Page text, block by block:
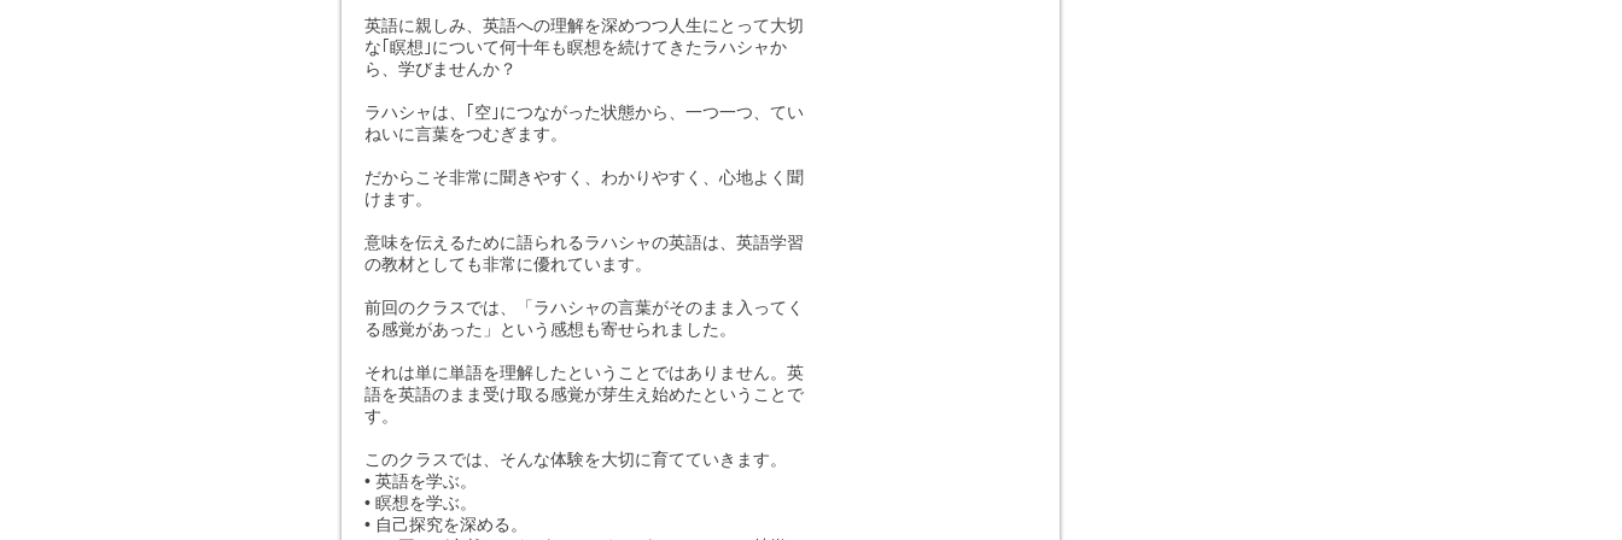
英語に親しみ、英語への理解を深めつつ人生にとって大切
な｢瞑想｣について何十年も瞑想を続けてきたラハシャか
ら、学びませんか？
ラハシャは、｢空｣につながった状態から、一つ一つ、てい
ねいに言葉をつむぎます。
だからこそ非常に聞きやすく、わかりやすく、心地よく聞
けます。
意味を伝えるために語られるラハシャの英語は、英語学習
の教材としても非常に優れています。
前回のクラスでは、「ラハシャの言葉がそのまま入ってく
る感覚があった」という感想も寄せられました。
それは単に単語を理解したということではありません。英
語を英語のまま受け取る感覚が芽生え始めたということで
す。
このクラスでは、そんな体験を大切に育てていきます。
• 英語を学ぶ。
• 瞑想を学ぶ。
• 自己探究を深める。